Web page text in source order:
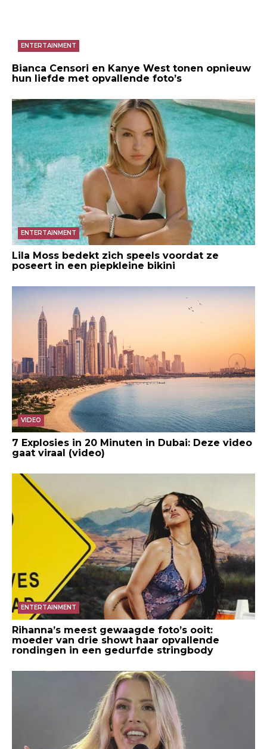
ENTERTAINMENT
Bianca Censori en Kanye West tonen opnieuw
hun liefde met opvallende foto’s
ENTERTAINMENT
Lila Moss bedekt zich speels voordat ze
poseert in een piepkleine bikini
VIDEO
7 Explosies in 20 Minuten in Dubai: Deze video
gaat viraal (video)
ENTERTAINMENT
Rihanna’s meest gewaagde foto’s ooit:
moeder van drie showt haar opvallende
rondingen in een gedurfde stringbody